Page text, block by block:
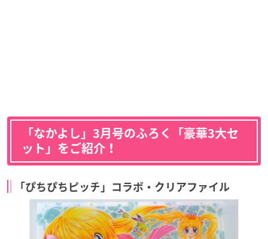
「なかよし」3月号のふろく「豪華3大セ
ット」をご紹介！
「ぴちぴちピッチ」コラボ・クリアファイル